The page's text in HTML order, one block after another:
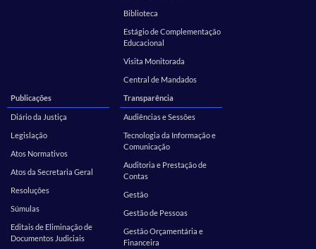
Biblioteca
Estágio de Complementação
Educacional
Visita Monitorada
Central de Mandados
Publicações
Diário da Justiça
Legislação
Atos Normativos
Atos da Secretaria Geral
Resoluções
Súmulas
Editais de Eliminação de
Documentos Judiciais
Transparência
Audiências e Sessões
Tecnologia da Informação e
Comunicação
Auditoria e Prestação de
Contas
Gestão
Gestão de Pessoas
Gestão Orçamentária e
Financeira